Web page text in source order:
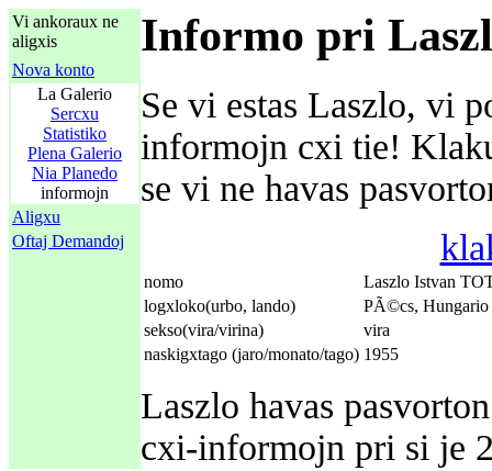
Vi ankoraux ne
aligxis
Nova konto
La Galerio
Sercxu
Statistiko
Plena Galerio
Nia Planedo
informojn
Aligxu
Oftaj Demandoj
Informo pri
Se vi estas Laszlo, vi
informojn cxi tie!
se vi ne havas
nomo
Laszlo Istvan
logxloko(urbo, lando)
PÃ©cs, Hungario
sekso(vira/virina)
vira
naskigxtago (jaro/monato/tago) 1955
Laszlo havas
cxi-informojn pri si je